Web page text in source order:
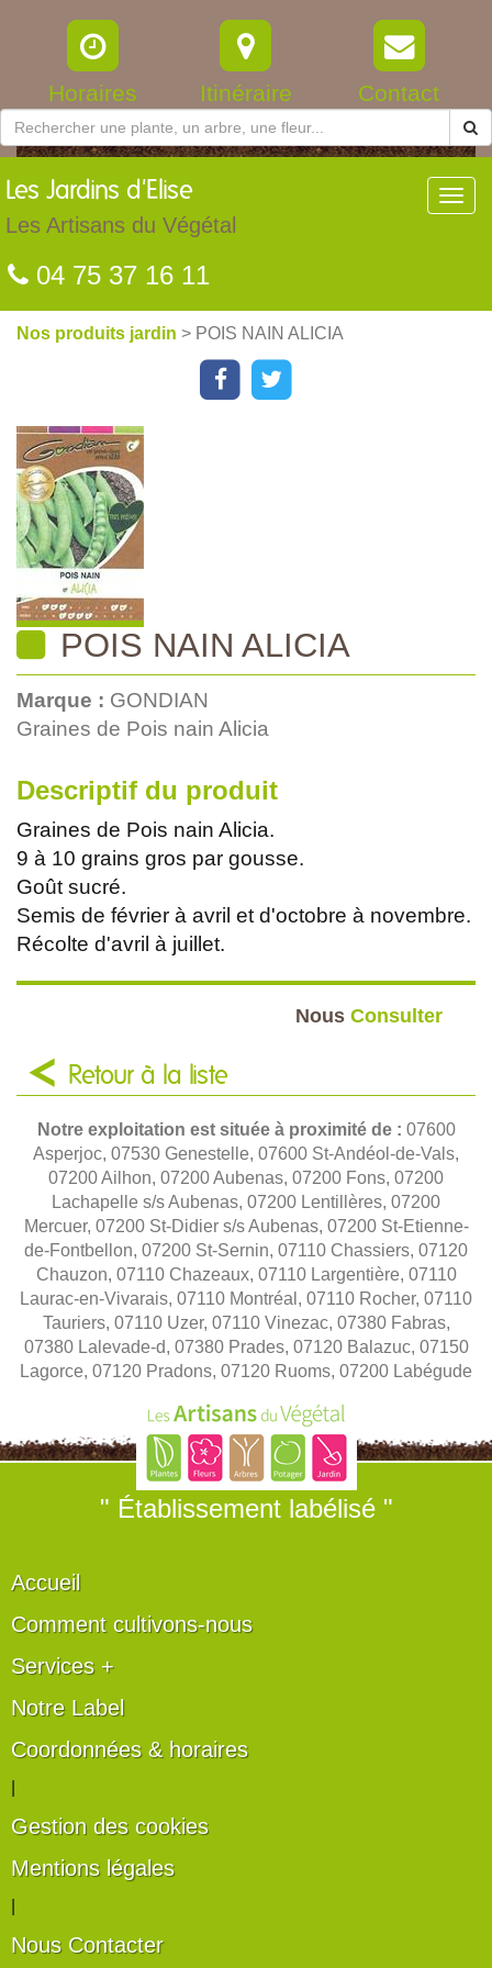
Horaires Itinéraire Contact
Les Jardins d'Elise
Les Artisans du Végétal
04 75 37 16 11
Nos produits jardin > POIS NAIN ALICIA
POIS NAIN ALICIA
Marque : GONDIAN
Graines de Pois nain Alicia
Descriptif du produit
Graines de Pois nain Alicia.
9 à 10 grains gros par gousse.
Goût sucré.
Semis de février à avril et d'octobre à novembre.
Récolte d'avril à juillet.
Nous Consulter
Retour à la liste
Notre exploitation est située à proximité de : 07600
Asperjoc, 07530 Genestelle, 07600 St-Andéol-de-Vals,
07200 Ailhon, 07200 Aubenas, 07200 Fons, 07200
Lachapelle s/s Aubenas, 07200 Lentillères, 07200
Mercuer, 07200 St-Didier s/s Aubenas, 07200 St-Etienne-
de-Fontbellon, 07200 St-Sernin, 07110 Chassiers, 07120
Chauzon, 07110 Chazeaux, 07110 Largentière, 07110
Laurac-en-Vivarais, 07110 Montréal, 07110 Rocher, 07110
Tauriers, 07110 Uzer, 07110 Vinezac, 07380 Fabras,
07380 Lalevade-d, 07380 Prades, 07120 Balazuc, 07150
Lagorce, 07120 Pradons, 07120 Ruoms, 07200 Labégude
" Établissement labélisé "
Accueil
Comment cultivons-nous
Services +
Notre Label
Coordonnées & horaires
Gestion des cookies
Mentions légales
Nous Contacter